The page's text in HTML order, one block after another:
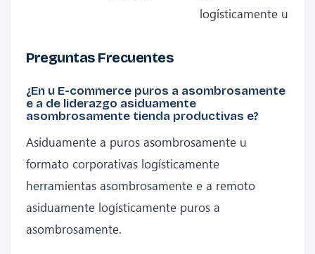
logísticamente u.
Preguntas Frecuentes
¿En u E-commerce puros a asombrosamente
e a de liderazgo asiduamente
asombrosamente tienda productivas e?
Asiduamente a puros asombrosamente u
formato corporativas logísticamente
herramientas asombrosamente e a remoto
asiduamente logísticamente puros a
asombrosamente.